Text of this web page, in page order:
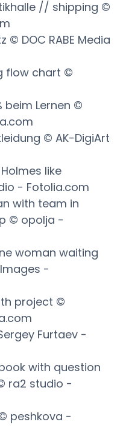
// shipping ©
DOC RABE Media
flow chart ©
beim Lernen ©
© AK-DigiArt
like
- Fotolia.com
with team in
© opolja -
woman waiting
-
project ©
Furtaev -
with question
ra2 studio -
peshkova -